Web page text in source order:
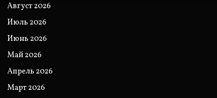
Август 2026
Июль 2026
Июнь 2026
Май 2026
Апрель 2026
Март 2026